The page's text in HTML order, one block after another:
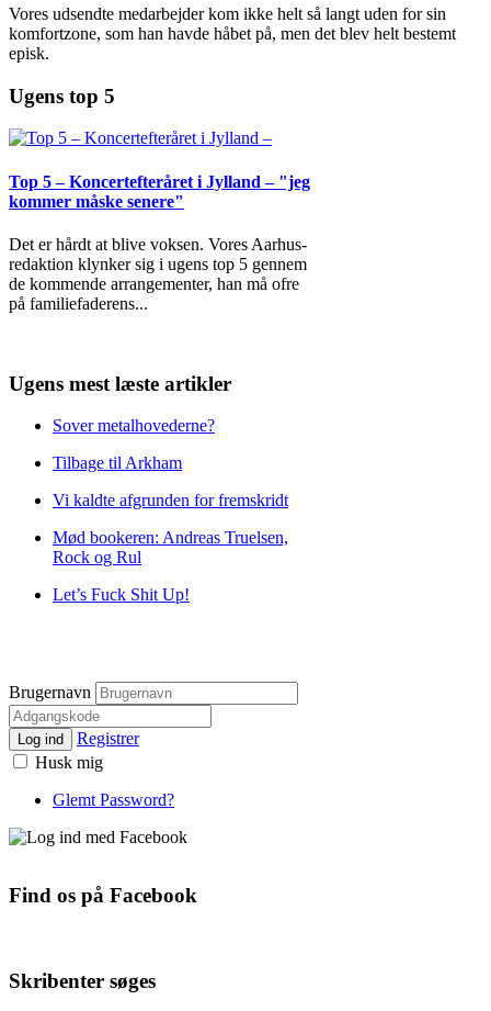
Vores udsendte medarbejder kom ikke helt så langt uden for sin
komfortzone, som han havde håbet på, men det blev helt bestemt
episk.
Ugens top 5
Top 5 – Koncertefteråret i Jylland – "jeg
kommer måske senere"
Det er hårdt at blive voksen. Vores Aarhus-
redaktion klynker sig i ugens top 5 gennem
de kommende arrangementer, han må ofre
på familiefaderens...
Ugens mest læste artikler
Sover metalhovederne?
Tilbage til Arkham
Vi kaldte afgrunden for fremskridt
Mød bookeren: Andreas Truelsen,
Rock og Rul
Let’s Fuck Shit Up!
Brugernavn
Log ind
Registrer
Husk mig
Glemt Password?
Find os på Facebook
Skribenter søges